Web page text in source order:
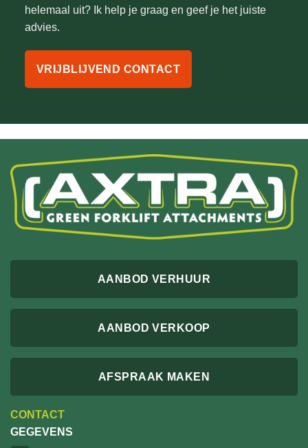
helemaal uit? Ik help je graag en geef je het juiste
advies.
VRIJBLIJVEND CONTACT
AANBOD VERHUUR
AANBOD VERKOOP
AFSPRAAK MAKEN
CONTACT
GEGEVENS